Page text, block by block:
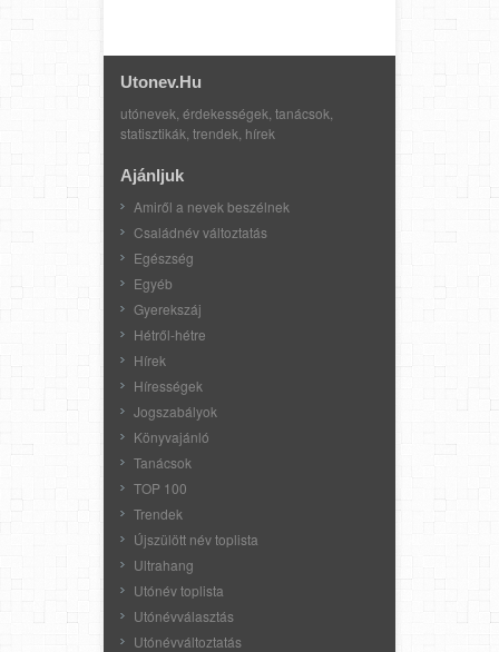
Utonev.hu
utónevek, érdekességek, tanácsok,
statisztikák, trendek, hírek
Ajánljuk
Amiről a nevek beszélnek
Családnév változtatás
Egészség
Egyéb
Gyerekszáj
Hétről-hétre
Hírek
Hírességek
Jogszabályok
Könyvajánló
Tanácsok
TOP 100
Trendek
Újszülött név toplista
Ultrahang
Utónév toplista
Utónévválasztás
Utónévváltoztatás